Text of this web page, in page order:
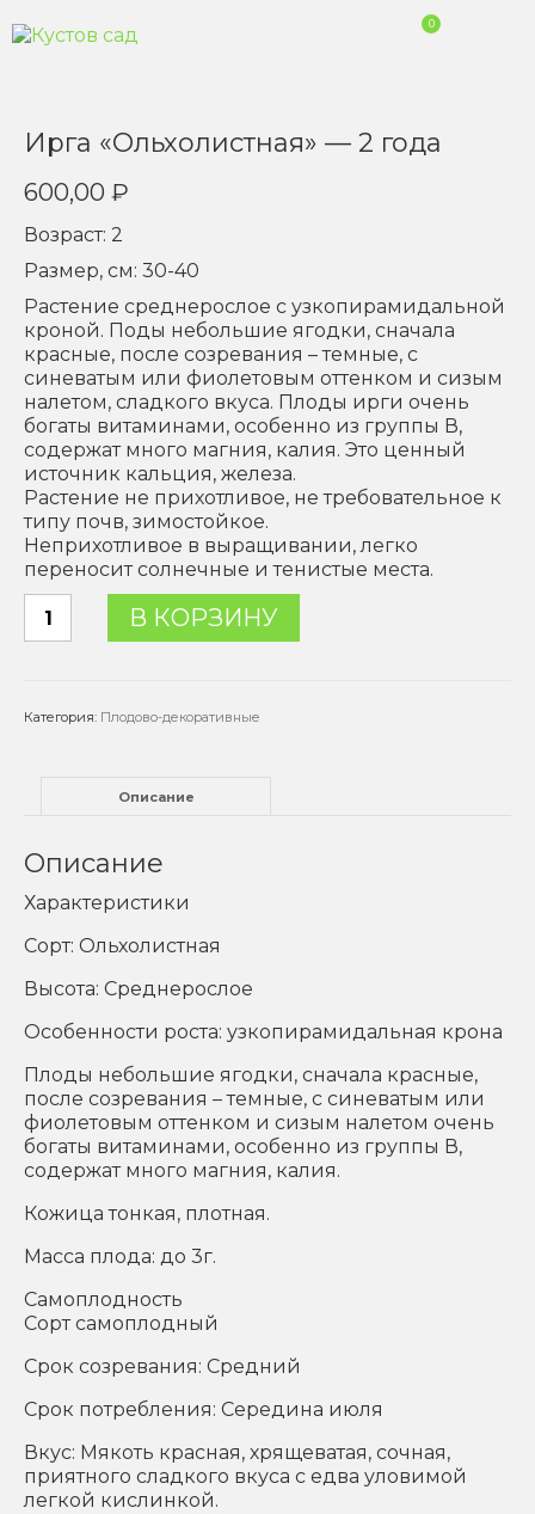
0
Ирга «Ольхолистная» — 2 года
600,00 ₽
Возраст: 2
Размер, см: 30-40
Растение среднерослое с узкопирамидальной
кроной. Поды небольшие ягодки, сначала
красные, после созревания – темные, с
синеватым или фиолетовым оттенком и сизым
налетом, сладкого вкуса. Плоды ирги очень
богаты витаминами, особенно из группы В,
содержат много магния, калия. Это ценный
источник кальция, железа.
Растение не прихотливое, не требовательное к
типу почв, зимостойкое.
Неприхотливое в выращивании, легко
переносит солнечные и тенистые места.
Количество
товара
2
В КОРЗИНУ
Категория: Плодово-декоративные
Описание
Описание
Характеристики
Сорт: Ольхолистная
Высота: Среднерослое
Особенности роста: узкопирамидальная крона
Плоды небольшие ягодки, сначала красные,
после созревания – темные, с синеватым или
фиолетовым оттенком и сизым налетом очень
богаты витаминами, особенно из группы В,
содержат много магния, калия.
Кожица тонкая, плотная.
Масса плода: до 3г.
Самоплодность
Сорт самоплодный
Срок созревания: Средний
Срок потребления: Середина июля
Вкус: Мякоть красная, хрящеватая, сочная,
приятного сладкого вкуса с едва уловимой
легкой кислинкой.